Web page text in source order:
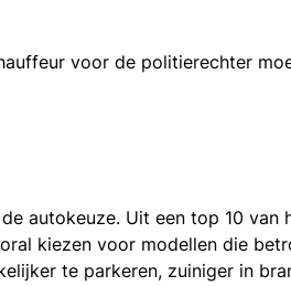
voor de politierechter
autokeuze. Uit een top 10 van
kiezen voor modellen die
te parkeren, zuiniger in